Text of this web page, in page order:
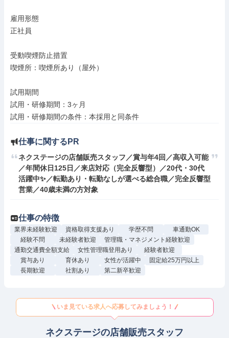
雇用形態
正社員
受動喫煙防止措置
喫煙所：喫煙所あり（屋外）
試用期間
試用・研修期間：3ヶ月
試用・研修期間の条件：本採用と同条件
仕事に関するPR
ネクステージの店舗販売スタッフ／賞与年4回／高収入可能
／年間休日125日／来店対応（完全反響型）／20代・30代
活躍中✨／転勤あり・転勤なしが選べる総合職／完全反響型
営業／40歳未満の方対象
仕事の特徴
業界未経験歓迎 資格取得支援あり 学歴不問
車通勤OK
経験不問
未経験者歓迎
管理職・マネジメント経験歓迎
通勤交通費全額支給
女性管理職登用あり
経験者歓迎
賞与あり
育休あり 女性が活躍中
固定給25万円以上
長期歓迎
社割あり 第二新卒歓迎
いま見ている求人へ応募してみましょう！
ネクステージの店舗販売スタッフ